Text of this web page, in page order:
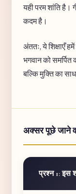
यही परम शांति है।
कदम है।
अंततः, ये शिक्षाएँ
भगवान को समर्पित
बल्कि मुक्ति का
अक्सर पूछे जाने
प्रश्न 1: इस